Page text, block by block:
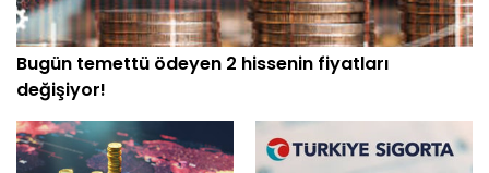
Bugün temettü ödeyen 2 hissenin fiyatları
değişiyor!